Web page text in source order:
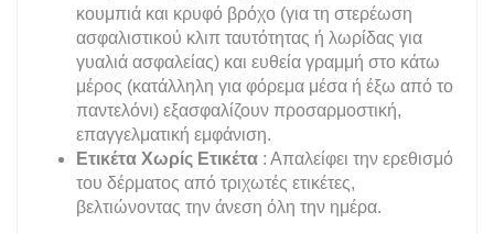
κουμπιά και κρυφό βρόχο (για τη στερέωση
ασφαλιστικού κλιπ ταυτότητας ή λωρίδας για
γυαλιά ασφαλείας) και ευθεία γραμμή στο κάτω
μέρος (κατάλληλη για φόρεμα μέσα ή έξω από το
παντελόνι) εξασφαλίζουν προσαρμοστική,
επαγγελματική εμφάνιση.
Ετικέτα Χωρίς Ετικέτα : Απαλείφει την ερεθισμό
του δέρματος από τριχωτές ετικέτες,
βελτιώνοντας την άνεση όλη την ημέρα.